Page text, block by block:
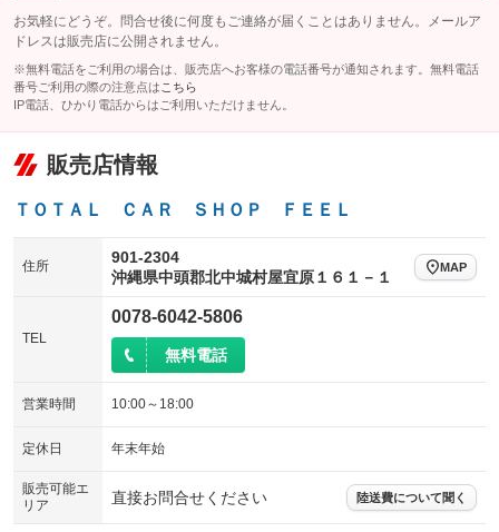
お気軽にどうぞ。問合せ後に何度もご連絡が届くことはありません。メールア
ドレスは販売店に公開されません。
※無料電話をご利用の場合は、販売店へお客様の電話番号が通知されます。無料電話
番号ご利用の際の注意点は こちら
IP電話、ひかり電話からはご利用いただけません。
販売店情報
ＴＯＴＡＬ ＣＡＲ ＳＨＯＰ ＦＥＥＬ
住所
901-2304
沖縄県中頭郡北中城村屋宜原１６１－１
MAP
TEL
0078-6042-5806
無料電話
営業時間 10:00～18:00
定休日 年末年始
販売可能エ
リア
直接お問合せください 陸送費について聞く